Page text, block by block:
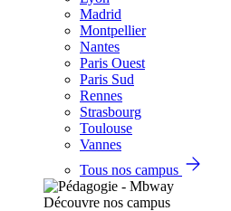
Madrid
Montpellier
Nantes
Paris Ouest
Paris Sud
Rennes
Strasbourg
Toulouse
Vannes
Tous nos campus
Découvre nos campus